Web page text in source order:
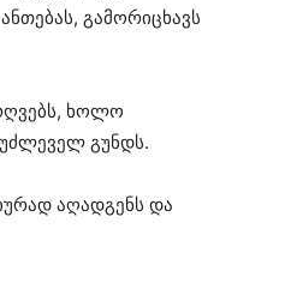
გამორიცხავს
ხოლო
გუნდს.
აღადგენს და